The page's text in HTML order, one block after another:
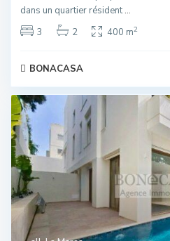
dans un quartier résident...
3
2 400 m2
BONACASA